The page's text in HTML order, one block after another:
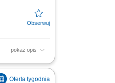
pokaż opis